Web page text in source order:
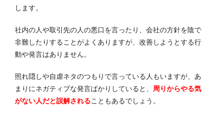
します。
社内の人や取引先の人の悪口を言ったり、会社の方針を陰で
非難したりすることがよくありますが、改善しようとする行
動や発言はありません。
照れ隠しや自虐ネタのつもりで言っている人もいますが、あ
まりにネガティブな発言ばかりしていると、 周りからやる気
がない人だと誤解されることもあるでしょう。